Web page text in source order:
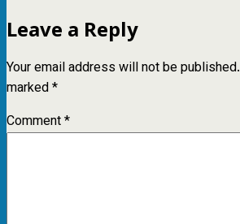
Leave a Reply
Your email address will not be published.
marked*
Comment*